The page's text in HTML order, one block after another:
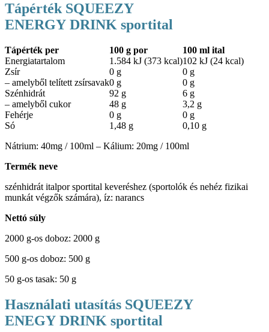
Tápérték SQUEEZY
ENERGY DRINK sportital
Tápérték per 100 g por
100 ml ital
Energiatartalom
1.584 kJ (373 kcal)102 kJ (24 kcal)
Zsír
– amelyből telített zsírsavak
0 g
0 g
0 g
0 g
Szénhidrát
– amelyből cukor
92 g
48 g
6 g
3,2 g
Fehérje
0 g
0 g
Só
1,48 g
0,10 g
Nátrium: 40mg / 100ml – Kálium: 20mg / 100ml
Termék neve
szénhidrát italpor sportital keveréshez (sportolók és nehéz fizikai
munkát végzők számára), íz: narancs
Nettó súly
2000 g-os doboz: 2000 g
500 g-os doboz: 500 g
50 g-os tasak: 50 g
Használati utasítás SQUEEZY
ENEGY DRINK sportital